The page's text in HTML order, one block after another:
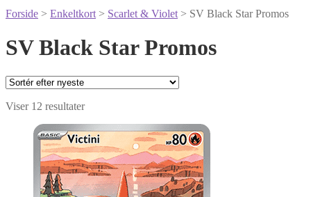
Forside > Enkeltkort > Scarlet & Violet > SV Black Star Promos
SV Black Star Promos
Viser 12 resultaterSorteret
seneste